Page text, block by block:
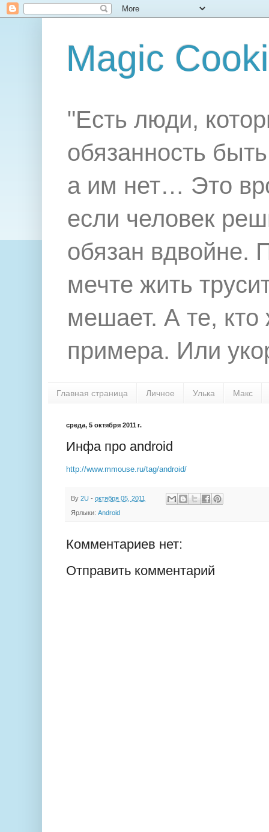
Magic
"Есть люди,
обязанность
а им нет… Это
если человек
обязан вдвойне.
мечте жить
мешает. А те,
примера. Или
Главная страница Личное Улька Макс
среда, 5 октября 2011 г.
Инфа про android
http://www.mmouse.ru/tag/android/
By 2U - октября 05, 2011
Ярлыки: Android
Комментариев нет:
Отправить комментарий